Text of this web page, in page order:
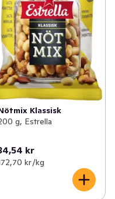
Klassisk
g, Estrella
kr
kr /kg